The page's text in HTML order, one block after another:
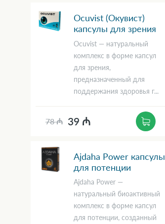
Ocuvist (Окувист)
капсулы для зрения
Ocuvist — натуральный
комплекс в форме капсул
для зрения,
предназначенный для
поддержания здоровья г...
78 ₼ 39 ₼
Ajdaha Power капсулы
для потенции
Ajdaha Power —
натуральный биоактивный
комплекс в форме капсул
для потенции, созданный